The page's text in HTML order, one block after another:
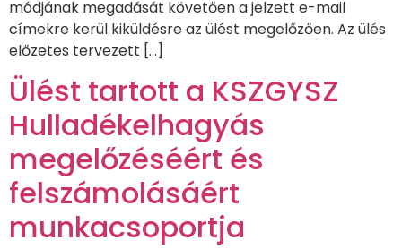
módjának megadását követően a jelzett e-mail
címekre kerül kiküldésre az ülést megelőzően. Az ülés
előzetes tervezett […]
Ülést tartott a KSZGYSZ
Hulladékelhagyás
megelőzéséért és
felszámolásáért
munkacsoportja